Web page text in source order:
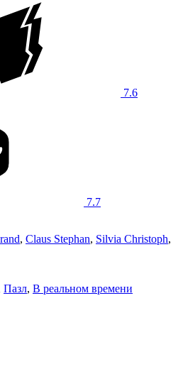
7.6
7.7
, Claus Stephan, Silvia Christoph,
Пазл, В реальном времени